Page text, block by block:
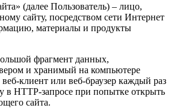
(далее Пользователь) – лицо,
сайту, посредством сети Интернет
материалы и продукты
фрагмент данных,
и хранимый на компьютере
клиент или веб-браузер каждый раз
в HTTP-запросе при попытке открыть
сайта.